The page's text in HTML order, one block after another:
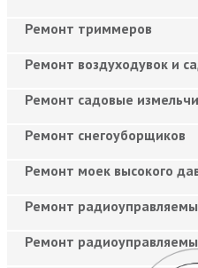
Ремонт триммеров
Ремонт воздуходувок и
Ремонт садовые
Ремонт снегоуборщиков
Ремонт моек высокого
Ремонт
Ремонт